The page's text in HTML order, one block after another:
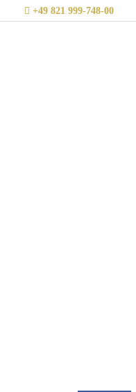
Inhalt
+49 821 999-748-00